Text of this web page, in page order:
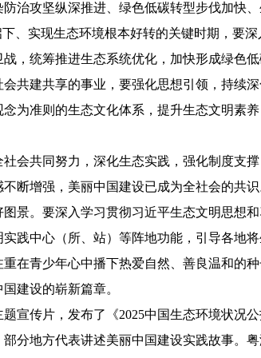
治攻坚纵深推进、绿色低碳转型步伐加快
、实现生态环境根本好转的关键时期，要
，统筹推进生态系统优化，加快形成绿色
共建共享的事业，要强化思想引领，持续
为准则的生态文化体系，提升生态文明素
会共同努力，深化生态实践，强化制度支
断增强，美丽中国建设已成为全社会的共
景。要深入学习贯彻习近平生态文明思想
践中心（所、站）等阵地功能，引导各地
在青少年心中播下热爱自然、善良温和的
建设的崭新篇章。
宣传片，发布了《2025中国生态环境状况
分地方代表讲述美丽中国建设实践故事。